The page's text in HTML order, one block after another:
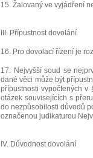
15. Žalovaný ve vyjádření
III. Přípustnost dovolání
16. Pro dovolací řízení je
17. Nejvyšší soud se
dané věci může být
přípustnosti vypočtených
otázek souvisejících s
do nezpůsobilosti důvodů
označenou judikaturou
IV. Důvodnost dovolání